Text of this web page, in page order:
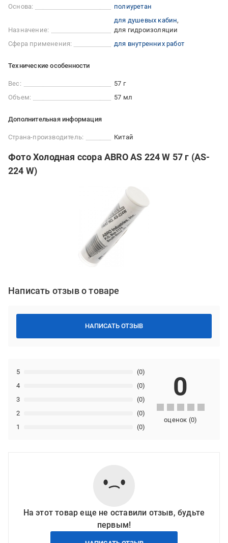
Основа:
полиуретан
Назначение:
для душевых кабин
для гидроизоляции
Сфера применения:
для внутренних работ
Технические особенности
Вес:
57 г
Объем:
57 мл
Дополнительная информация
Страна-производитель: Китай
Фото Холодная ссора ABRO AS 224 W 57 г (AS-
224 W)
Написать отзыв о товаре
НАПИСАТЬ ОТЗЫВ
1 (0)
2 (0)
3 (0)
4 (0)
5 (0)
0
оценок (0)
На этот товар еще не оставили отзыв, будьте
первым!